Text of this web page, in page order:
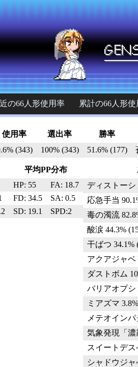
の66人形使用率 累計の66人形
使用率 選出率
勝率
(343) 100% (343) 51.6% (177)
平均PP分布
HP: 55
FA: 18.7
FD: 34.5
SA: 0.5
SD: 19.1 SPD:2
ディストーシ
応急手当
毒の濁流
酸涙 44.3%
干ばつ 34.1%
アクアジャベ
ダストボム
バリアオプシ
ミアズマ
メテオインパ
気象発現「濃
スイートデス
シャドウジャ